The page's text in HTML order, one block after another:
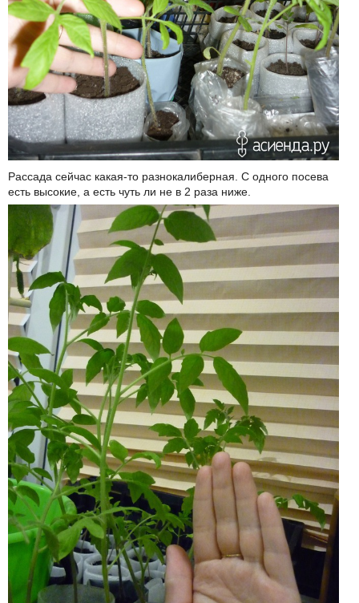
Рассада сейчас какая-то разнокалиберная. С одного посева
есть высокие, а есть чуть ли не в 2 раза ниже.